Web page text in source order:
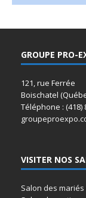
GROUPE PRO-
121, rue Ferrée
Boischatel
Téléphone : (418)
VISITER NOS
Salon des